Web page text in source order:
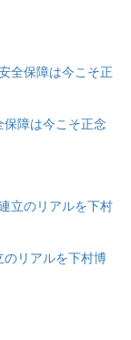
保障は今こそ正念
のリアルを下村博